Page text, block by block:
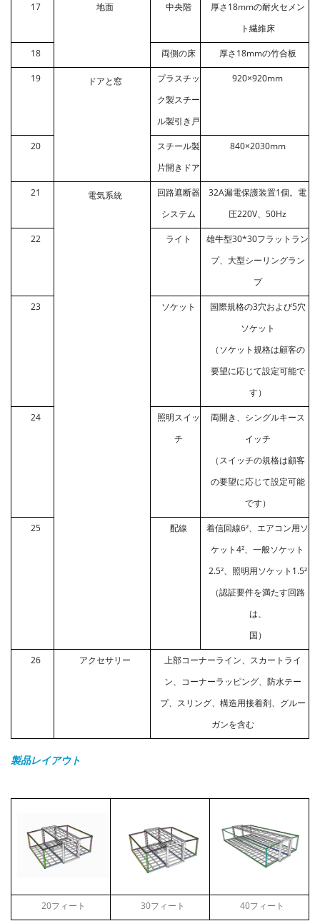
17 地面 中央階
厚さ18mmの耐火セメン
ト繊維床
18 両側の床 厚さ18mmの竹合板
19 ドアと窓
プラスチッ
ク製スチー
ル製引き戸
920×920mm
20
スチール製
片開きドア
840×2030mm
21 電気系統
回路遮断器
システム
32A漏電保護装置1個。電
圧220V、50Hz
22 ライト
雄牛型30*30フラットラン
プ、大型シーリングラン
プ
23 ソケット
国際規格の3穴および5穴
ソケット
（ソケット規格は顧客の
要望に応じて設定可能で
す）
24
照明スイッ
チ
両開き、シングルキース
イッチ
（スイッチの規格は顧客
の要望に応じて設定可能
です）
25 配線
着信回線6²、エアコン用ソ
ケット4²、一般ソケット
2.5²、照明用ソケット1.5²
（認証要件を満たす回路
は、
国）
26 アクセサリー
上部コーナーライン、スカートライ
ン、コーナーラッピング、防水テー
プ、スリング、構造用接着剤、グルー
ガンを含む
製品レイアウト
20フィート 30フィート 40フィート